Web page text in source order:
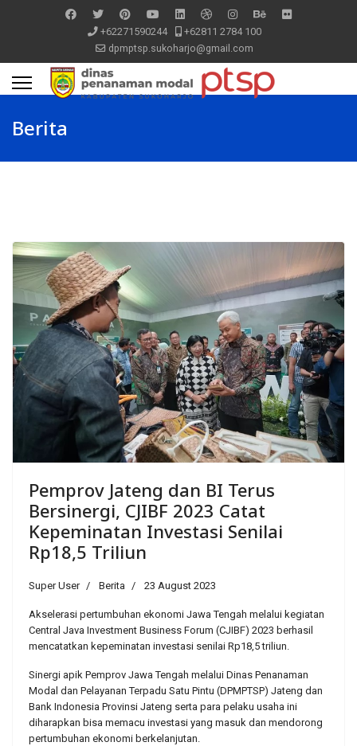
+62271590244
+62811 2784 100
dpmptsp.sukoharjo@gmail.com
Berita
Pemprov Jateng dan BI Terus
Bersinergi, CJIBF 2023 Catat
Kepeminatan Investasi Senilai
Rp18,5 Triliun
Super User Berita 23 August 2023
Akselerasi pertumbuhan ekonomi Jawa Tengah melalui kegiatan
Central Java Investment Business Forum (CJIBF) 2023 berhasil
mencatatkan kepeminatan investasi senilai Rp18,5 triliun.
Sinergi apik Pemprov Jawa Tengah melalui Dinas Penanaman
Modal dan Pelayanan Terpadu Satu Pintu (DPMPTSP) Jateng dan
Bank Indonesia Provinsi Jateng serta para pelaku usaha ini
diharapkan bisa memacu investasi yang masuk dan mendorong
pertumbuhan ekonomi berkelanjutan.